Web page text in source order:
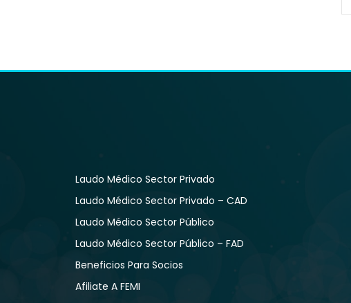
Laudo Médico Sector Privado
Laudo Médico Sector Privado – CAD
Laudo Médico Sector Público
Laudo Médico Sector Público – FAD
Beneficios Para Socios
Afiliate A FEMI